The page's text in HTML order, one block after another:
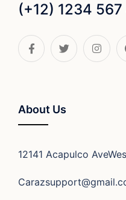
(+12) 1234
About Us
12141 Acapulco